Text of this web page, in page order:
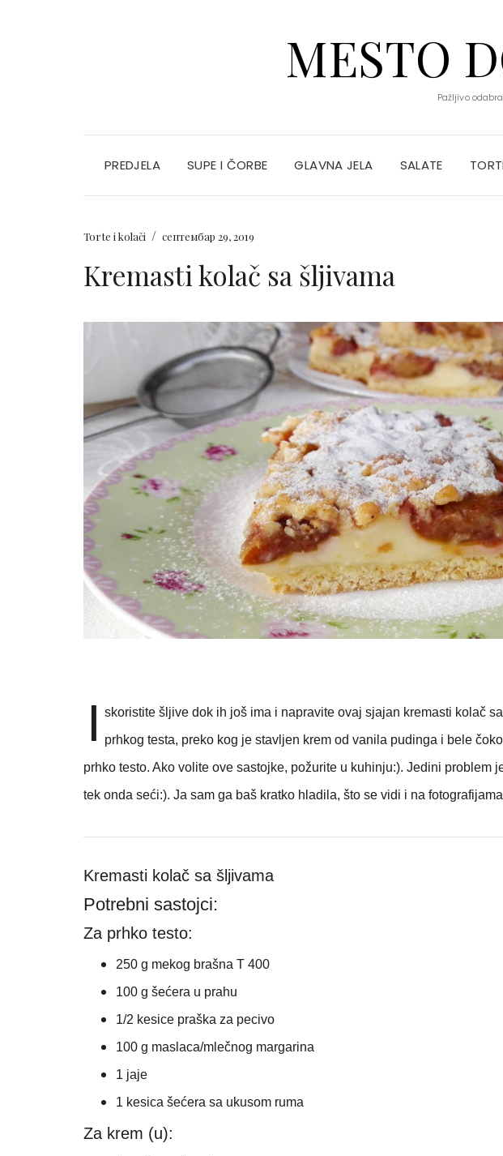
MESTO
Pažljivo
PREDJELA SUPE I ČORBE GLAVNA JELA SALATE
Torte i kolači / септембар 29, 2019
Kremasti kolač sa šljivama
I
skoristite šljive dok ih još ima i napravite ovaj sjajan kremasti kolač
prhkog testa, preko kog je stavljen krem od vanila pudinga i bele
prhko testo. Ako volite ove sastojke, požurite u kuhinju:). Jedini problem
tek onda seći:). Ja sam ga baš kratko hladila, što se vidi i na
Kremasti kolač sa šljivama
Potrebni sastojci:
Za prhko testo:
250 g mekog brašna T 400
100 g šećera u prahu
1/2 kesice praška za pecivo
100 g maslaca/mlečnog margarina
1 jaje
1 kesica šećera sa ukusom ruma
Za krem (u):